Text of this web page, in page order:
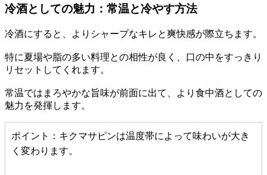
冷酒としての魅力：常温と冷やす方法
冷酒にすると、よりシャープなキレと爽快感が際立ちます。
特に夏場や脂の多い料理との相性が良く、口の中をすっきり
リセットしてくれます。
常温ではまろやかな旨味が前面に出て、より食中酒としての
魅力を発揮します。
ポイント：キクマサピンは温度帯によって味わいが大き
く変わります。